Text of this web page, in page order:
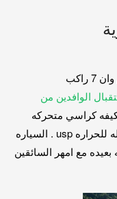
سياره للايجار الى الاسكندرية هيونداى اتش وان 7 راكب
الوافدين من
كراسي متحركه
سقف عالى شبكة لحمل الشنط ستائر عازله للحراره usp . السياره
مع امهر السائقين